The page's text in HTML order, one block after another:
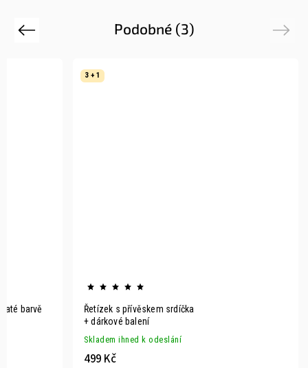
Podobné (3)
Previous
barvě
3 + 1
Řetízek s přívěskem srdíčka
+ dárkové balení
Skladem ihned k odeslání
499 Kč
Next